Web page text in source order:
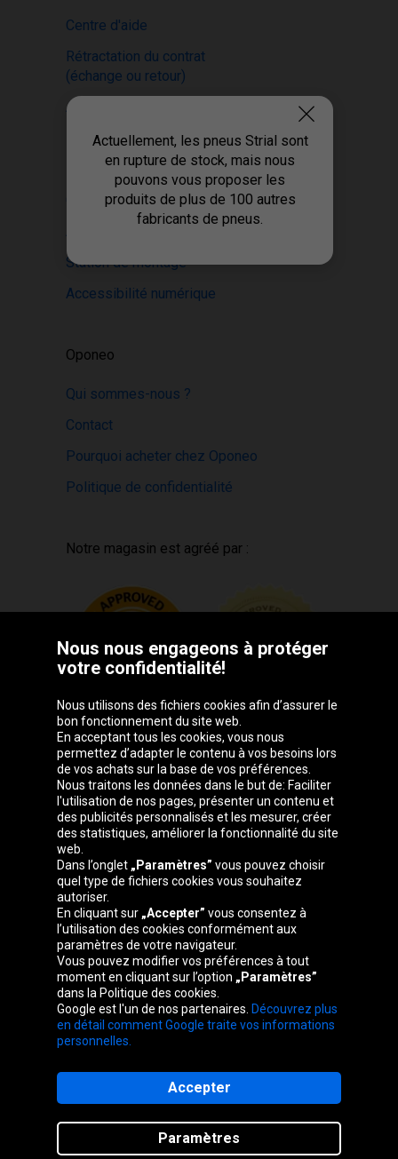
Centre d'aide
Rétractation du contrat
(échange ou retour)
Articles
Réclamation sous garantie
Moyens de paiement
Avis sur les pneus
Station de montage
Accessibilité numérique
Oponeo
Qui sommes-nous ?
Contact
Pourquoi acheter chez Oponeo
Politique de confidentialité
Notre magasin est agréé par :
Groupe Oponeo
Česká
republika
Deutschland Éire España
France Italia Magyarország Nederland
Österreich Polska
Slovenská
republika
United
Kingdom
Plan du site
Actuellement, les pneus Strial sont
en rupture de stock, mais nous
pouvons vous proposer les
produits de plus de 100 autres
fabricants de pneus.
Nous nous engageons à protéger
votre confidentialité!
Nous utilisons des fichiers cookies afin d’assurer le
bon fonctionnement du site web.
En acceptant tous les cookies, vous nous
permettez d’adapter le contenu à vos besoins lors
de vos achats sur la base de vos préférences.
Nous traitons les données dans le but de: Faciliter
l'utilisation de nos pages, présenter un contenu et
des publicités personnalisés et les mesurer, créer
des statistiques, améliorer la fonctionnalité du site
web.
Dans l’onglet „Paramètres” vous pouvez choisir
quel type de fichiers cookies vous souhaitez
autoriser.
En cliquant sur „Accepter” vous consentez à
l’utilisation des cookies conformément aux
paramètres de votre navigateur.
Vous pouvez modifier vos préférences à tout
moment en cliquant sur l’option „Paramètres”
dans la Politique des cookies.
Google est l'un de nos partenaires. Découvrez plus
en détail comment Google traite vos informations
personnelles.
Paramètres
Accepter